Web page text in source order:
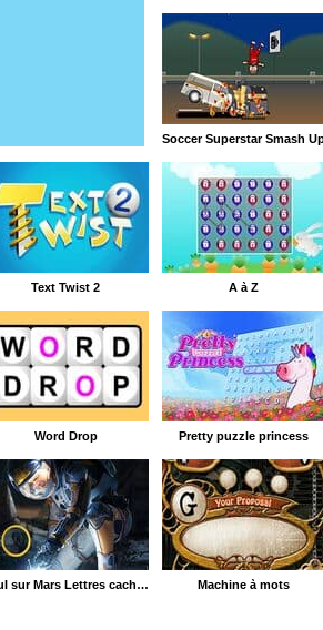
Soccer Superstar Smash
Text Twist 2 A à Z
Word Drop Pretty puzzle princess
Seul sur Mars Lettres cachées Machine à mots